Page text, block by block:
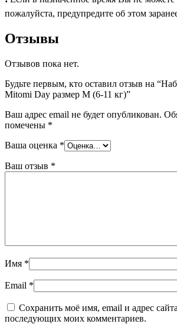
пожалуйста, предупредите об этом
Отзывы
Отзывов пока нет.
Будьте первым, кто оставил отзыв на
Mitomi Day размер М (6-11 кг)”
Ваш адрес email не будет опубликован.
помечены *
Ваша оценка *
Ваш отзыв *
Имя *
Email *
Сохранить моё имя, email и адрес
последующих моих комментариев.